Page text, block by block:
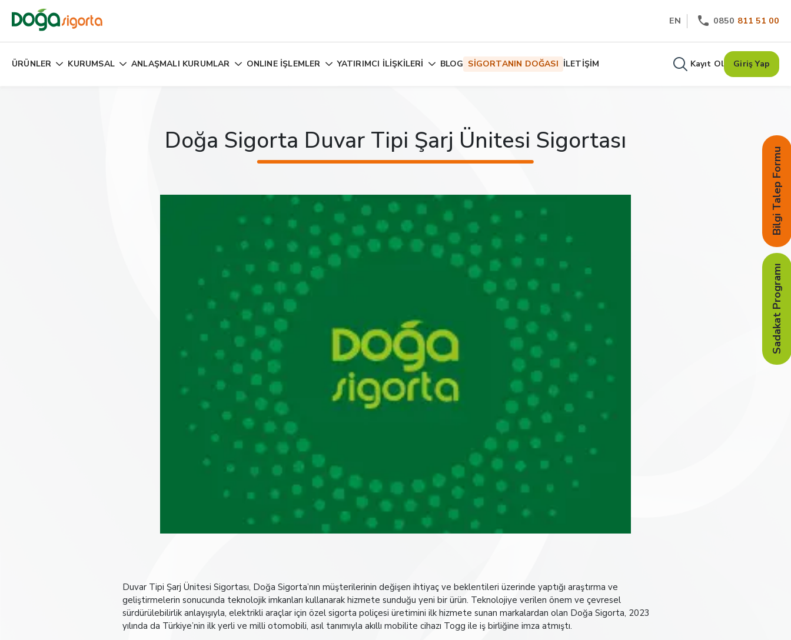
EN 0850 811 51 00
ÜRÜNLER KURUMSAL ANLAŞMALI KURUMLAR ONLINE İŞLEMLER YATIRIMCI İLİŞKİLERİ BLOG SİGORTANIN DOĞASI İLETİŞİM Kayıt Ol Giriş Yap
Doğa Sigorta Duvar Tipi Şarj Ünitesi Sigortası
Duvar Tipi Şarj Ünitesi Sigortası, Doğa Sigorta’nın müşterilerinin değişen ihtiyaç ve beklentileri üzerinde yaptığı araştırma ve
geliştirmelerin sonucunda teknolojik imkanları kullanarak hizmete sunduğu yeni bir ürün. Teknolojiye verilen önem ve çevresel
sürdürülebilirlik anlayışıyla, elektrikli araçlar için özel sigorta poliçesi üretimini ilk hizmete sunan markalardan olan Doğa Sigorta, 2023
yılında da Türkiye’nin ilk yerli ve milli otomobili, asıl tanımıyla akıllı mobilite cihazı Togg ile iş birliğine imza atmıştı.
Bilgi Talep Formu
Sadakat Programı